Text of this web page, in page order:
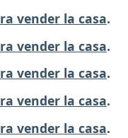
vender la casa.
vender la casa.
vender la casa.
vender la casa.
vender la casa.